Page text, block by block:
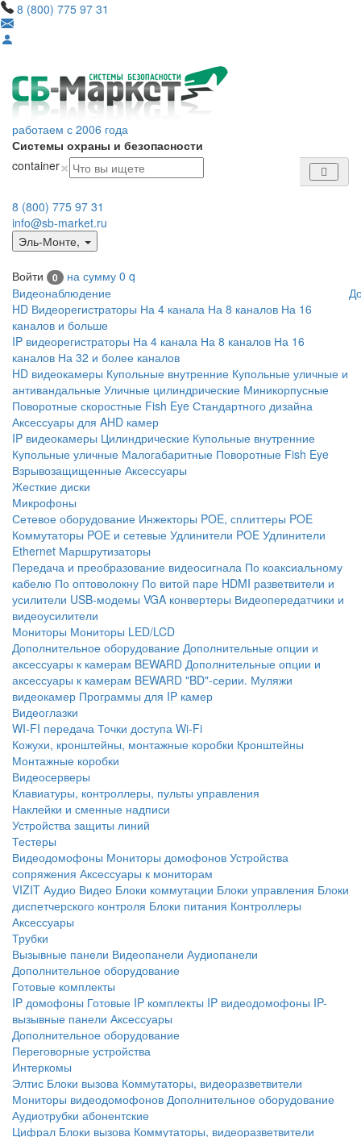
8 (800) 775 97 31
работаем с 2006 года
Системы охраны и безопасности
container×
8 (800) 775 97 31
info@sb-market.ru
Эль-Монте,
Войти 0 на сумму 0 q
Видеонаблюдение
HD Видеорегистраторы На 4 канала На 8 каналов На 16
каналов и больше
IP видеорегистраторы На 4 канала На 8 каналов На 16
каналов На 32 и более каналов
HD видеокамеры Купольные внутренние Купольные уличные и
антивандальные Уличные цилиндрические Миникорпусные
Поворотные скоростные Fish Eye Стандартного дизайна
Аксессуары для AHD камер
IP видеокамеры Цилиндрические Купольные внутренние
Купольные уличные Малогабаритные Поворотные Fish Eye
Взрывозащищенные Аксессуары
Жесткие диски
Микрофоны
Сетевое оборудование Инжекторы POE, сплиттеры POE
Коммутаторы POE и сетевые Удлинители POE Удлинители
Ethernet Маршрутизаторы
Передача и преобразование видеосигнала По коаксиальному
кабелю По оптоволокну По витой паре HDMI разветвители и
усилители USB-модемы VGA конвертеры Видеопередатчики и
видеоусилители
Мониторы Мониторы LED/LCD
Дополнительное оборудование Дополнительные опции и
аксессуары к камерам BEWARD Дополнительные опции и
аксессуары к камерам BEWARD "BD"-серии. Муляжи
видеокамер Программы для IP камер
Видеоглазки
WI-FI передача Точки доступа Wi-Fi
Кожухи, кронштейны, монтажные коробки Кронштейны
Монтажные коробки
Видеосерверы
Клавиатуры, контроллеры, пульты управления
Наклейки и сменные надписи
Устройства защиты линий
Тестеры
Видеодомофоны Мониторы домофонов Устройства
сопряжения Аксессуары к мониторам
VIZIT Аудио Видео Блоки коммутации Блоки управления Блоки
диспетчерского контроля Блоки питания Контроллеры
Аксессуары
Трубки
Вызывные панели Видеопанели Аудиопанели
Дополнительное оборудование
Готовые комплекты
IP домофоны Готовые IP комплекты IP видеодомофоны IP-
вызывные панели Аксессуары
Дополнительное оборудование
Переговорные устройства
Интеркомы
Элтис Блоки вызова Коммутаторы, видеоразветвители
Мониторы видеодомофонов Дополнительное оборудование
Аудиотрубки абонентские
Цифрал Блоки вызова Коммутаторы, видеоразветвители